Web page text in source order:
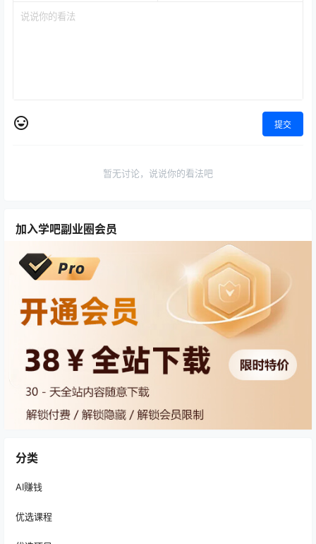
提交
暂无讨论，说说你的看法吧
加入学吧副业圈会员
分类
AI赚钱
优选课程